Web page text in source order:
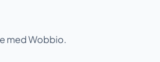
med Wobbio.